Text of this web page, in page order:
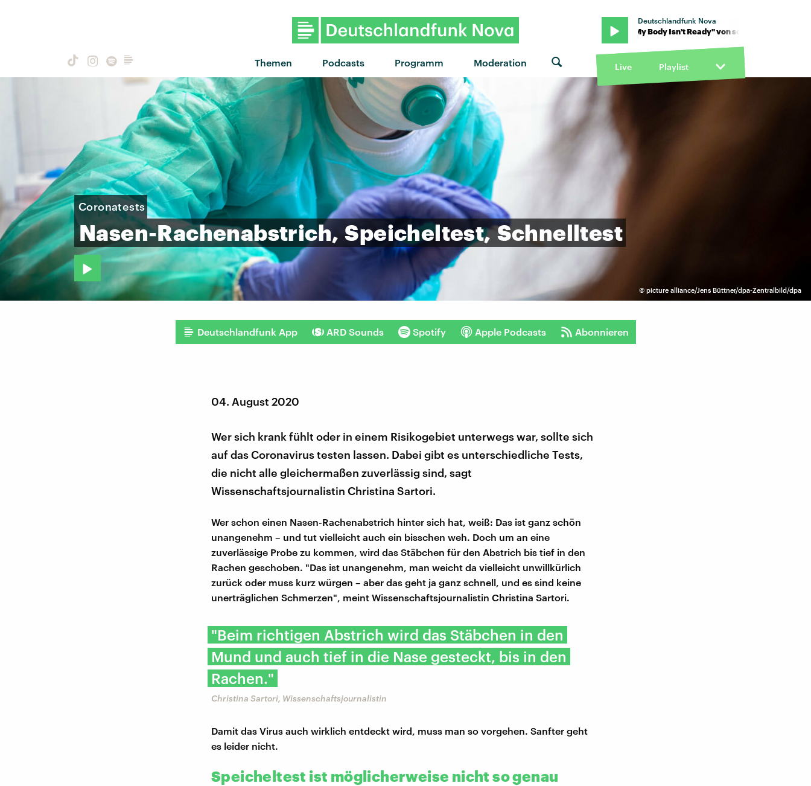
Themen Podcasts Programm Moderation
Deutschlandfunk Nova
"My Body Isn't Ready" von sombr · "My Body Isn't Ready" von sombr · "My Body Isn't
Live Playlist
© picture alliance/Jens Büttner/dpa-Zentralbild/dpa
Coronatests
Nasen-Rachenabstrich, Speicheltest, Schnelltest
Deutschlandfunk App ARD Sounds Spotify Apple Podcasts Abonnieren
04. August 2020
Wer sich krank fühlt oder in einem Risikogebiet unterwegs war, sollte sich
auf das Coronavirus testen lassen. Dabei gibt es unterschiedliche Tests,
die nicht alle gleichermaßen zuverlässig sind, sagt
Wissenschaftsjournalistin Christina Sartori.
Wer schon einen Nasen-Rachenabstrich hinter sich hat, weiß: Das ist ganz schön
unangenehm – und tut vielleicht auch ein bisschen weh. Doch um an eine
zuverlässige Probe zu kommen, wird das Stäbchen für den Abstrich bis tief in den
Rachen geschoben. "Das ist unangenehm, man weicht da vielleicht unwillkürlich
zurück oder muss kurz würgen – aber das geht ja ganz schnell, und es sind keine
unerträglichen Schmerzen", meint Wissenschaftsjournalistin Christina Sartori.
"Beim richtigen Abstrich wird das Stäbchen in den
Mund und auch tief in die Nase gesteckt, bis in den
Rachen."
Christina Sartori, Wissenschaftsjournalistin
Damit das Virus auch wirklich entdeckt wird, muss man so vorgehen. Sanfter geht
es leider nicht.
Speicheltest ist möglicherweise nicht so genau